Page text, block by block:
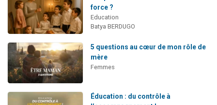
force ?
Education
Batya BERDUGO
5 questions au cœur de mon rôle de
mère
Femmes
Éducation : du contrôle à